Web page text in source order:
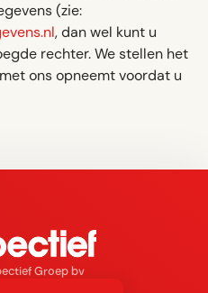
(zie:
, dan wel kunt u
rechter. We stellen het
ons opneemt voordat u
Groep bv